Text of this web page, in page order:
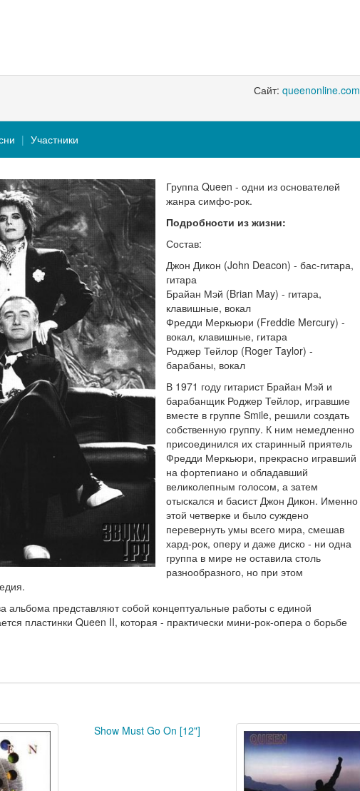
Сайт: queenonline.com
Участники
Группа Queen - одни из основателей
жанра симфо-рок.
Подробности из жизни:
Состав:
Джон Дикон (John Deacon) - бас-гитара,
гитара
Брайан Мэй (Brian May) - гитара,
клавишные, вокал
Фредди Меркьюри (Freddie Mercury) -
вокал, клавишные, гитара
Роджер Тейлор (Roger Taylor) -
барабаны, вокал
В 1971 году гитарист Брайан Мэй и
барабанщик Роджер Тейлор, игравшие
вместе в группе Smile, решили создать
собственную группу. К ним немедленно
присоединился их старинный приятель
Фредди Меркьюри, прекрасно игравший
на фортепиано и обладавший
великолепным голосом, а затем
отыскался и басист Джон Дикон. Именно
этой четверке и было суждено
перевернуть умы всего мира, смешав
хард-рок, оперу и даже диско - ни одна
группа в мире не оставила столь
разнообразного, но при этом
альбома представляют собой концептуальные работы с единой
пластинки Queen II, которая - практически мини-рок-опера о борьбе
Show Must Go On [12"]